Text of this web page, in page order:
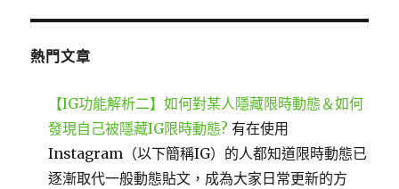
鍵
熱門文章
【IG功能解析二】如何對某人隱藏限時動態＆如何
發現自己被隱藏IG限時動態? 有在使用
Instagram（以下簡稱IG）的人都知道限時動態已
逐漸取代一般動態貼文，成為大家日常更新的方